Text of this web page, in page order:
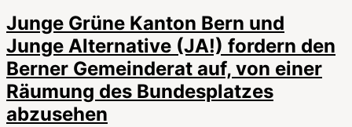
Junge Grüne Kanton Bern und
Junge Alternative (JA!) fordern den
Berner Gemeinderat auf, von einer
Räumung des Bundesplatzes
abzusehen